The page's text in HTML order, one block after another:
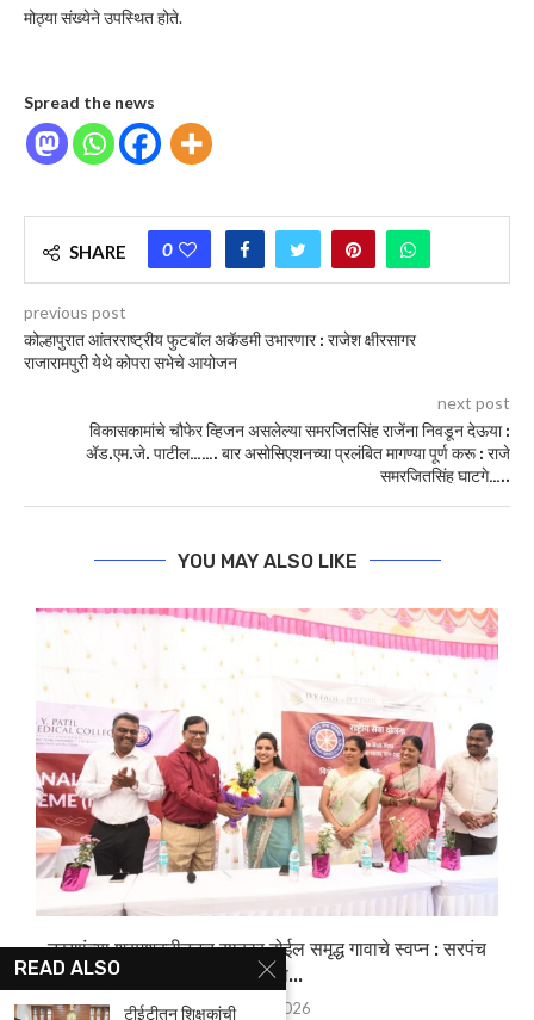
मोठ्या संख्येने उपस्थित होते.
Spread the news
SHARE 0
previous post
कोल्हापुरात आंतरराष्ट्रीय फुटबॉल अकॅडमी उभारणार : राजेश क्षीरसागर
राजारामपुरी येथे कोपरा सभेचे आयोजन
next post
विकासकामांचे चौफेर व्हिजन असलेल्या समरजितसिंह राजेंना निवडून देऊया :
ॲड.एम.जे. पाटील……. बार असोसिएशनच्या प्रलंबित मागण्या पूर्ण करू : राजे
समरजितसिंह घाटगे…..
YOU MAY ALSO LIKE
तरुणांच्या श्रमशक्तीतूनच साकार होईल समृद्ध गावाचे स्वप्न : सरपंच
प्रियांका...
25/02/2026
READ ALSO
टीईटीतून शिक्षकांची